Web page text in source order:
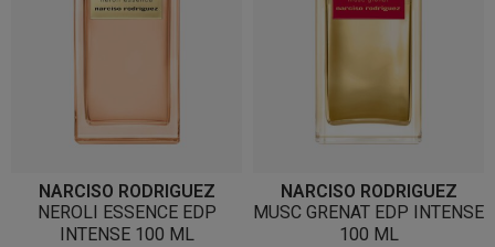
NARCISO RODRIGUEZ
NEROLI ESSENCE EDP
INTENSE 100 ML
NARCISO RODRIGUEZ
MUSC GRENAT EDP INTENSE
100 ML